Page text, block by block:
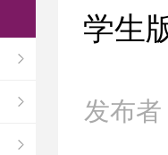
学生
发布